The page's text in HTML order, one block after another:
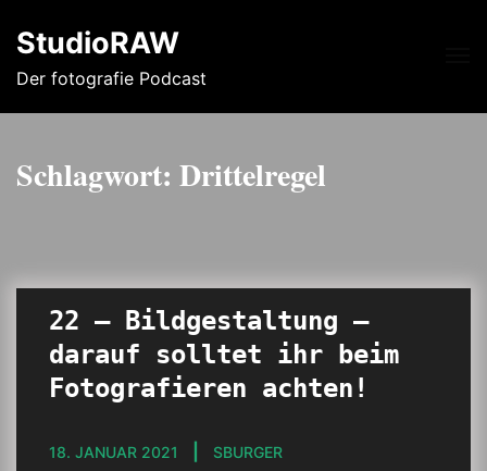
StudioRAW
Der fotografie Podcast
Schlagwort: Drittelregel
22 – Bildgestaltung –
darauf solltet ihr beim
Fotografieren achten!
18. JANUAR 2021 SBURGER